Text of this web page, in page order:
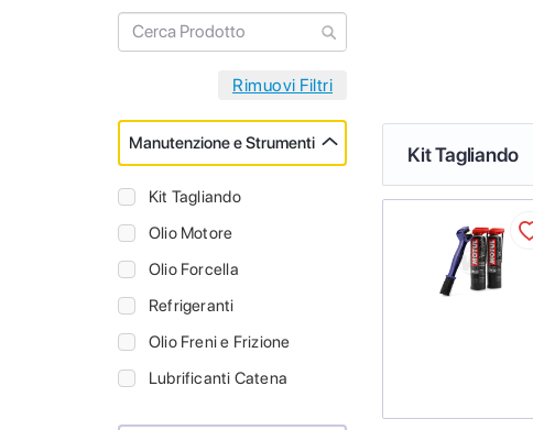
Manutenzione e Strumenti
Kit Tagliando
Olio Motore
Olio Forcella
Refrigeranti
Olio Freni e Frizione
Lubrificanti Catena
Kit Tagliando